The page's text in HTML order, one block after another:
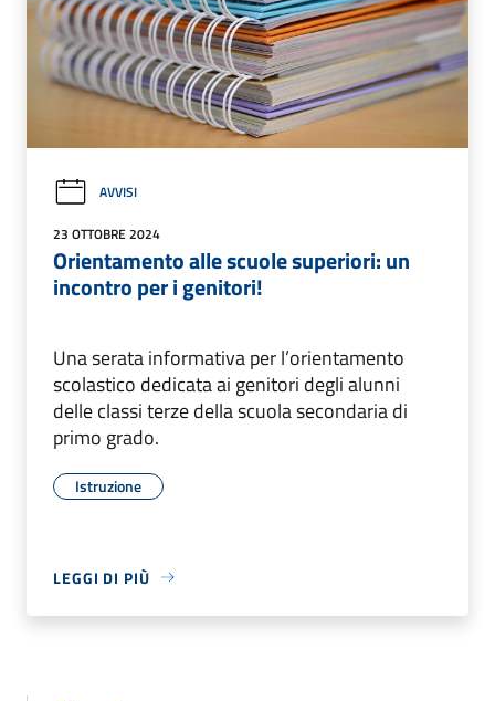
AVVISI
23 OTTOBRE 2024
Orientamento alle scuole superiori: un
incontro per i genitori!
Una serata informativa per l’orientamento
scolastico dedicata ai genitori degli alunni
delle classi terze della scuola secondaria di
primo grado.
Istruzione
LEGGI DI PIÙ